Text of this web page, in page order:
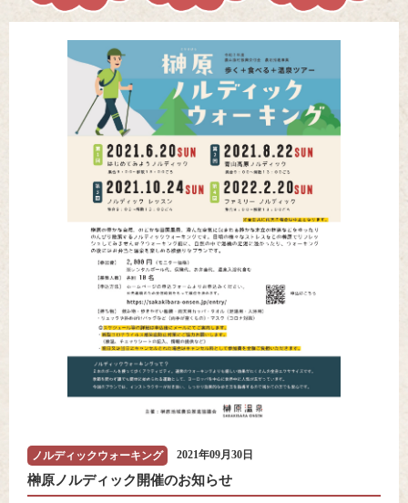
ノルディックウォーキング 2021年09月30日
榊原ノルディック開催のお知らせ